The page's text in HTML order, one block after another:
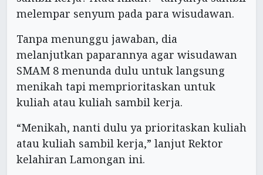
melempar senyum pada para wisudawan.
Tanpa menunggu jawaban, dia
melanjutkan paparannya agar wisudawan
SMAM 8 menunda dulu untuk langsung
menikah tapi memprioritaskan untuk
kuliah atau kuliah sambil kerja.
“Menikah, nanti dulu ya prioritaskan kuliah
atau kuliah sambil kerja,” lanjut Rektor
kelahiran Lamongan ini.